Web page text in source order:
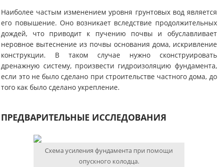
Наиболее частым изменением уровня грунтовых вод является
его повышение. Оно возникает вследствие продолжительных
дождей, что приводит к пучению почвы и обуславливает
неровное вытеснение из почвы основания дома, искривление
конструкции. В таком случае нужно сконструировать
дренажную систему, произвести гидроизоляцию фундамента,
если это не было сделано при строительстве частного дома, до
того как было сделано укрепление.
ПРЕДВАРИТЕЛЬНЫЕ ИССЛЕДОВАНИЯ
Схема усиления фундамента при помощи
опускного колодца.